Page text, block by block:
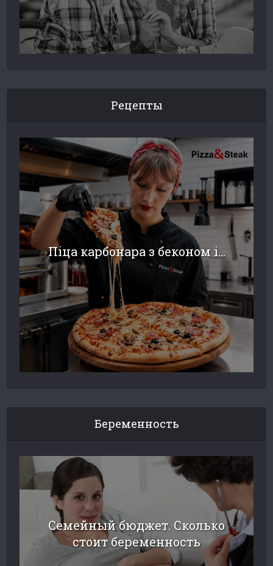
Рецепты
Піца карбонара з беконом і...
Беременность
Семейный бюджет. Сколько
стоит беременность